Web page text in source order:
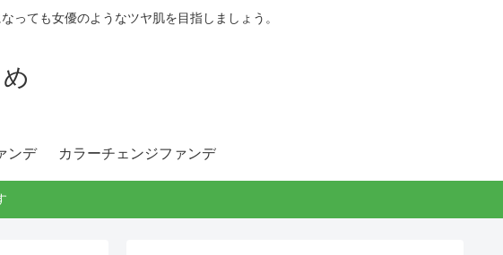
っても女優のようなツヤ肌を目指しましょう。
ンデ カラーチェンジファンデ